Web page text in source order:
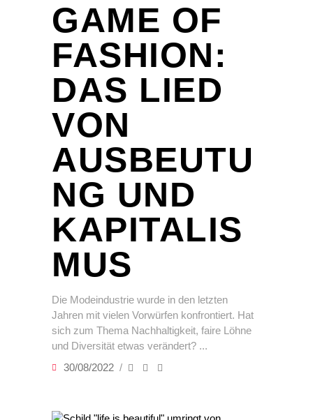
GAME OF
FASHION:
DAS LIED
VON
AUSBEUTU
NG UND
KAPITALIS
MUS
Die Modeindustrie wurde in den letzten
Jahren mit vielen Vorwürfen konfrontiert. Hat
sich zum Thema Nachhaltigkeit, faire Löhne
und Diversität etwas verändert?
30/08/2022